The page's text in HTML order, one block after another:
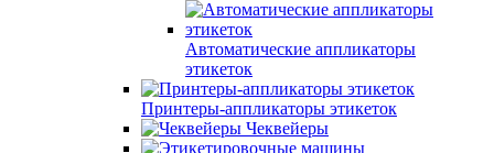
Автоматические аппликаторы
этикеток
Принтеры-аппликаторы этикеток
Чеквейеры